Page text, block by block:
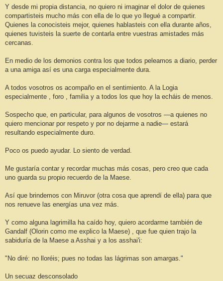
Y desde mi propia distancia, no quiero ni imaginar el dolor de quienes
compartisteis mucho más con ella de lo que yo llegué a compartir.
Quienes la conocisteis mejor, quienes hablasteis con ella durante años,
quienes tuvisteis la suerte de contarla entre vuestras amistades más
cercanas.
En medio de los demonios contra los que todos peleamos a diario, perder
a una amiga así es una carga especialmente dura.
A todos vosotros os acompaño en el sentimiento. A la Logia
especialmente , foro , familia y a todos los que hoy la echáis de menos.
Sospecho que, en particular, para algunos de vosotros —a quienes no
quiero mencionar por respeto y por no dejarme a nadie— estará
resultando especialmente duro.
Poco os puedo ayudar. Lo siento de verdad.
Me gustaría contar y recordar muchas más cosas, pero creo que cada
uno guarda su propio recuerdo de la Maese.
Así que brindemos con Miruvor (otra cosa que aprendí de ella) para que
nos renueve las energías una vez más.
Y como alguna lagrimilla ha caído hoy, quiero acordarme también de
Gandalf (Olorin como me explico la Maese) , que fue quien trajo la
sabiduría de la Maese a Asshai y a los asshai'i:
"No diré: no lloréis; pues no todas las lágrimas son amargas."
Un secuaz desconsolado